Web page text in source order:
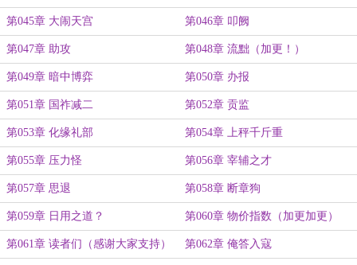
第045章 大闹天宫 第046章 叩阙
第047章 助攻 第048章 流黜（加更！）
第049章 暗中博弈 第050章 办报
第051章 国祚减二 第052章 贡监
第053章 化缘礼部 第054章 上秤千斤重
第055章 压力怪 第056章 宰辅之才
第057章 思退 第058章 断章狗
第059章 日用之道？ 第060章 物价指数（加更加更）
第061章 读者们（感谢大家支持） 第062章 俺答入寇